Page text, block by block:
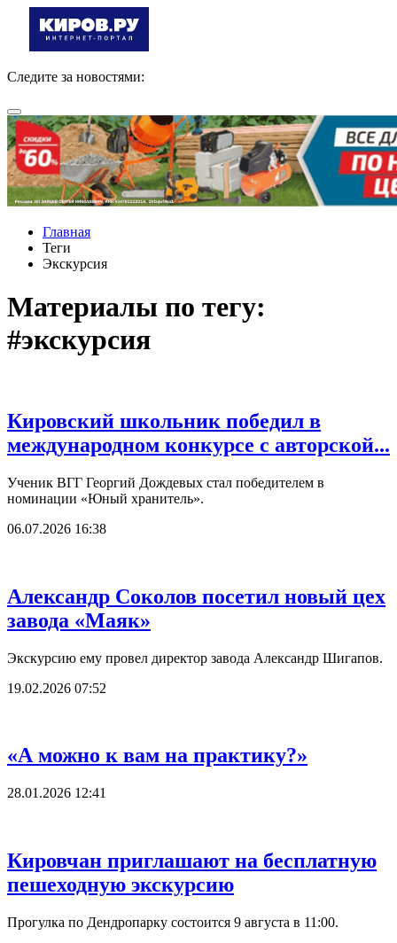
Следите за новостями:
Главная
Теги
Экскурсия
Материалы по тегу:
#экскурсия
Кировский школьник победил в
международном конкурсе с авторской...
Ученик ВГГ Георгий Дождевых стал победителем в
номинации «Юный хранитель».
06.07.2026 16:38
Александр Соколов посетил новый цех
завода «Маяк»
Экскурсию ему провел директор завода Александр Шигапов.
19.02.2026 07:52
«А можно к вам на практику?»
28.01.2026 12:41
Кировчан приглашают на бесплатную
пешеходную экскурсию
Прогулка по Дендропарку состоится 9 августа в 11:00.